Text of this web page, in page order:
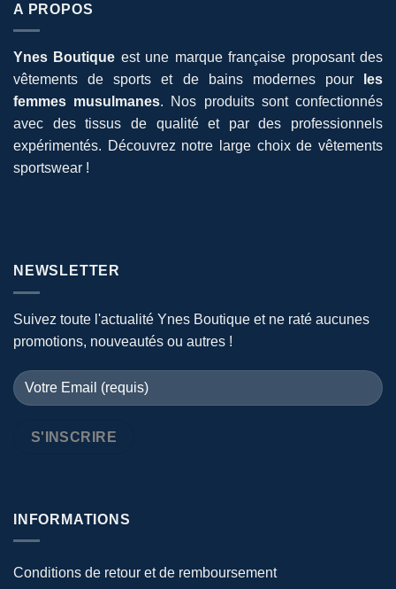
A PROPOS
Ynes Boutique est une marque française proposant des
vêtements de sports et de bains modernes pour
les
femmes musulmanes. Nos produits sont confectionnés
avec des tissus de qualité et par des professionnels
expérimentés. Découvrez notre large choix de vêtements
sportswear !
NEWSLETTER
Suivez toute l'actualité Ynes Boutique et ne raté aucunes
promotions, nouveautés ou autres !
INFORMATIONS
Conditions de retour et de remboursement